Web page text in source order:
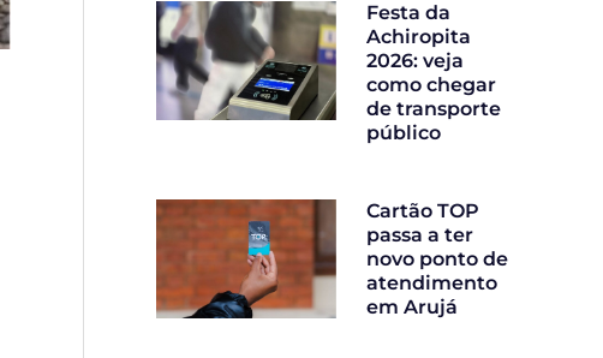
Festa da
Achiropita
2026: veja
como chegar
de transporte
público
Cartão TOP
passa a ter
novo ponto de
atendimento
em Arujá